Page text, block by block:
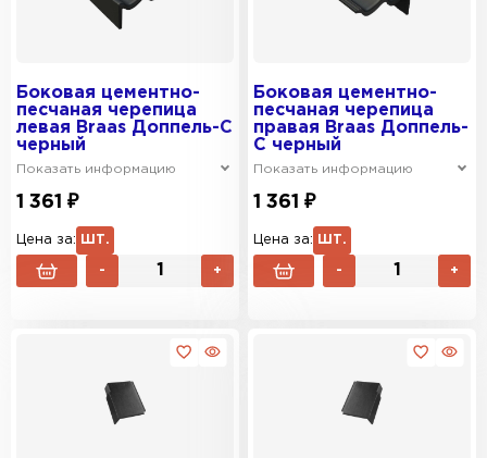
Боковая цементно-
песчаная черепица
левая Braas Доппель-С
черный
Показать информацию
1 361 ₽
Цена за: ШТ.
- +
Боковая цементно-
песчаная черепица
правая Braas Доппель-
С черный
Показать информацию
1 361 ₽
Цена за: ШТ.
- +